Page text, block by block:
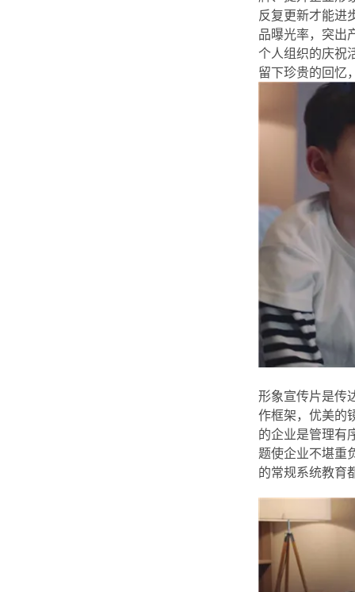
反复更新才能进
品曝光率，突出
个人组织的庆祝
留下珍贵的回忆
形象宣传片是传
作框架，优美的
的企业是管理有
题使企业不堪重
的常规系统教育